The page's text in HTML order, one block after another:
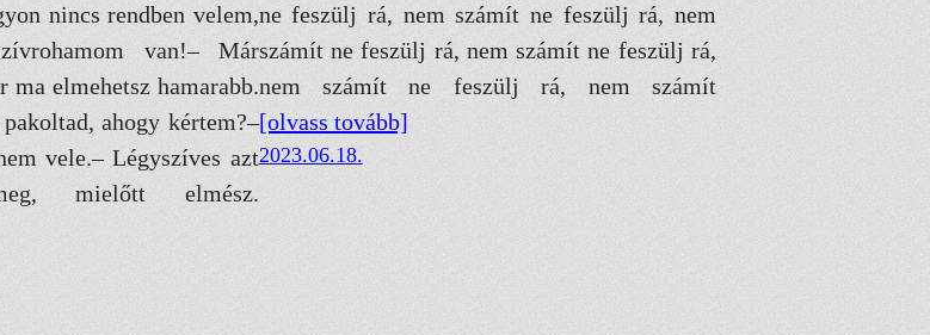
nincs rendben velem,
van!– Már
elmehetsz hamarabb.
ahogy kértem?–
vele.– Légyszíves azt
mielőtt elmész.
ne feszülj rá, nem számít ne feszülj rá, nem
számít ne feszülj rá, nem számít ne feszülj rá,
nem számít ne feszülj rá, nem számít
[olvass tovább]
2023.06.18.